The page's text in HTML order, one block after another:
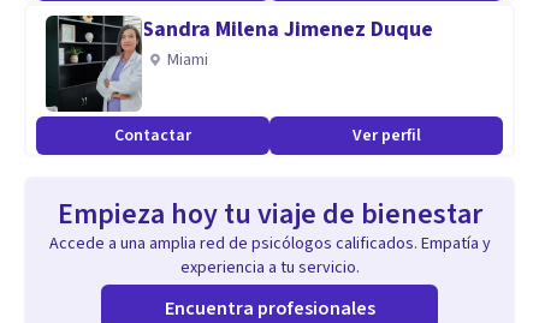
Depresión
Sandra Milena Jimenez Duque
Miami
Contactar Ver perfil
Empieza hoy tu viaje de bienestar
Accede a una amplia red de psicólogos calificados. Empatía y
experiencia a tu servicio.
Encuentra profesionales